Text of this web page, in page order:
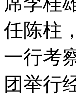
任陈柱
一行考
团举行